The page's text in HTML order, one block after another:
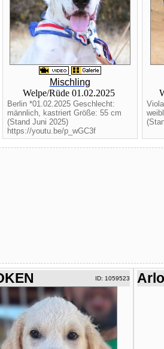
Mischling
Welpe/Rüde 01.02.2025
Berlin *01.02.2025 Geschlecht:
männlich, kastriert Größe: 55 cm
(Stand Juni 2025)
https://youtu.be/p_wGC3f
ID: 1059523 Arlo